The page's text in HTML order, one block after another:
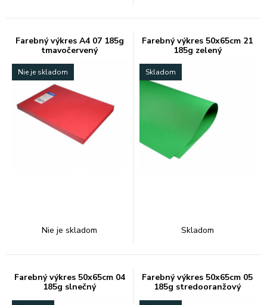
Farebný výkres A4 07 185g
tmavočervený
Nie je skladom
Nie je skladom
Farebný výkres 50x65cm 21
185g zelený
Skladom
Skladom
Farebný výkres 50x65cm 04
185g slnečný
Farebný výkres 50x65cm 05
185g stredooranžový